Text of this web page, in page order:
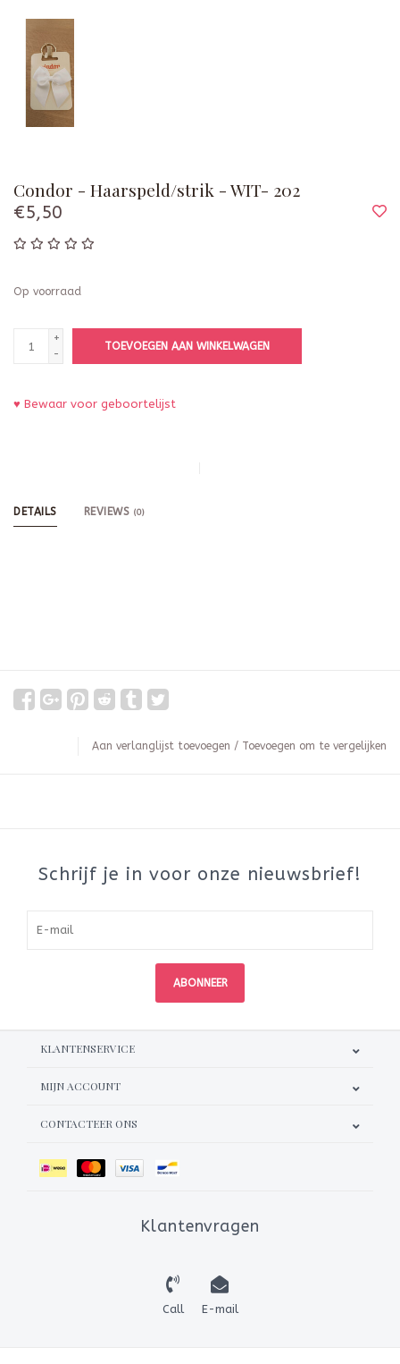
Condor - Haarspeld/strik - WIT- 202
€5,50
Op voorraad
+
-
TOEVOEGEN AAN WINKELWAGEN
♥ Bewaar voor geboortelijst
DETAILS REVIEWS (0)
Aan verlanglijst toevoegen / Toevoegen om te vergelijken
Schrijf je in voor onze nieuwsbrief!
ABONNEER
KLANTENSERVICE
MIJN ACCOUNT
CONTACTEER ONS
Klantenvragen
Call E-mail